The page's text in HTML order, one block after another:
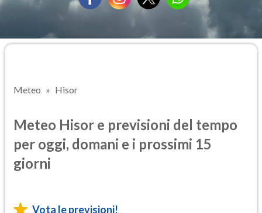
Meteo Hisor
Meteo Hisor e previsioni del tempo
per oggi, domani e i prossimi 15
giorni
Vota le previsioni!